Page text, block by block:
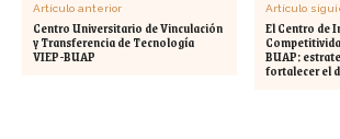
Artículo anterior
Centro Universitario de Vinculación
y Transferencia de Tecnología
VIEP-BUAP
Artículo
El Centro de
BUAP:
fortalecer el